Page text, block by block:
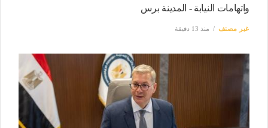
واتهامات النيابة - المدينة برس
غير مصنف منذ 13 دقيقة